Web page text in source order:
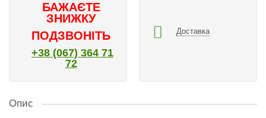
БАЖАЄТЕ
ЗНИЖКУ
ПОДЗВОНІТЬ
+38 (067) 364 71
72
Доставка
Опис